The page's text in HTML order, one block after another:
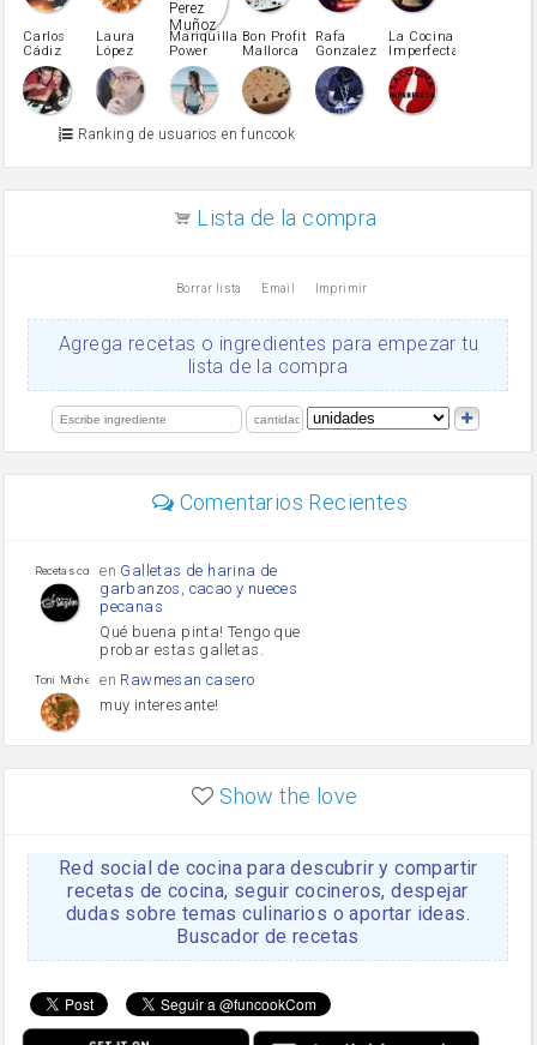
Pimentón
pimiento verde
miel
vino blanco
Azúcar glass
Azúcar moreno
Zumo de limón
arroz
Ajos
salsa de soja
limón
Carlos
Cádiz
Laura
López
Martínez
Mariquilla
Power
Bon Profit
Mallorca
Rafa
Gonzalez
La Cocina
Imperfecta
Ranking de usuarios en funcook
Lista de la compra
Borrar lista Email Imprimir
Agrega recetas o ingredientes para empezar tu
lista de la compra
Comentarios Recientes
Recetas con sazon
en Galletas de harina de
garbanzos, cacao y nueces
pecanas
Qué buena pinta! Tengo que
probar estas galletas.
Toni Michel Caubet
en Rawmesan casero
muy interesante!
enLasaña casera fácil y
HOJALDROSA TV
enGachas de la abuela
Rosa
https://youtu.be/Mz69gcVO3sI
Rosa enReceta Del Bizcocho
Disculpa. En la foto aparece
el bizcocho de xoco y en el
Show the love
Red social de cocina para descubrir y compartir
recetas de cocina, seguir cocineros, despejar
dudas sobre temas culinarios o aportar ideas.
Buscador de recetas